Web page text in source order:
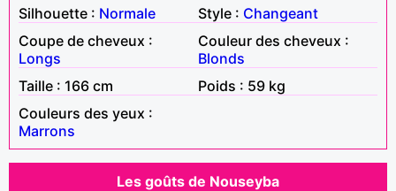
Silhouette : Normale Style : Changeant
Coupe de cheveux :
Longs
Couleur des cheveux :
Blonds
Taille : 166 cm
Poids : 59 kg
Couleurs des yeux :
Marrons
Les goûts de Nouseyba